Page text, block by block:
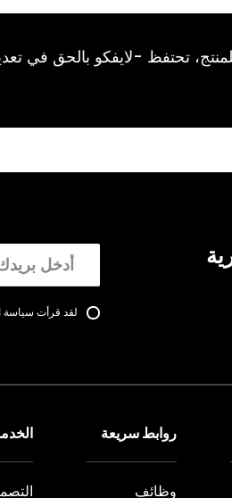
تحتفظ -لايفكو بالحق في
لقد قرأت سياسة
روابط سريعة
وظائف